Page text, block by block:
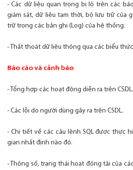
- Các dữ liệu quan trọng bị lộ trên các
giám sát, dữ liệu tạm thời, bộ lưu trữ của
trữ trong các bản ghi (Log) của hệ thống.
- Thất thoát dữ liệu thông qua các biểu
Báo cáo và cảnh báo
- Tổng hợp các hoạt động diễn ra trên CSDL.
- Các lỗi do người dùng gây ra trên CSDL.
- Chi tiết về các câu lệnh SQL được thực
gian nhất định nào đó.
- Thông số, trạng thái hoạt động tải của